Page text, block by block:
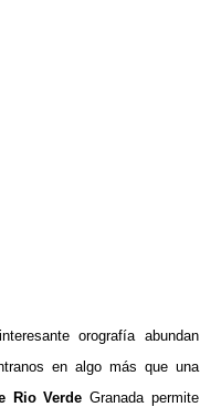
orografía abundan
en algo más que una
Rio Verde Granada permite